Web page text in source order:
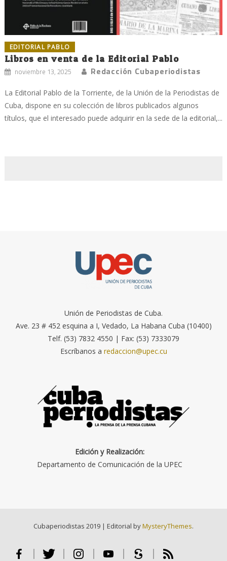
EDITORIAL PABLO
Libros en venta de la Editorial Pablo
noviembre 13, 2025 Redacción Cubaperiodistas
La Editorial Pablo de la Torriente, de la Unión de la Periodistas de
Cuba, dispone en su colección de libros publicados algunos
títulos, que el interesado puede adquirir en la sede de la editorial,...
Unión de Periodistas de Cuba.
Ave. 23 # 452 esquina a I, Vedado, La Habana Cuba (10400)
Telf. (53) 7832 4550 | Fax: (53) 7333079
Escríbanos a redaccion@upec.cu
Edición y Realización:
Departamento de Comunicación de la UPEC
Cubaperiodistas 2019 | Editorial byMysteryThemes.